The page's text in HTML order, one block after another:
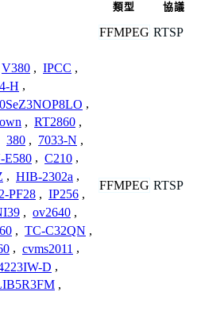
類型 協議
FFMPEG RTSP
V380 , IPCC ,
H ,
,
, RT2860 ,
380 , 7033-N ,
E580 , C210 ,
, HIB-2302a ,
PF28 , IP256 ,
, ov2640 ,
, TC-C32QN ,
, cvms2011 ,
D ,
,
FFMPEG RTSP